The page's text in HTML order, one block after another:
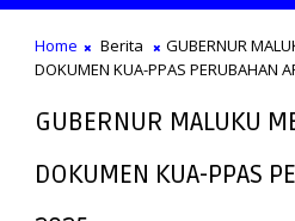
Home Berita
GUBERNUR
DOKUMEN KUA-PPAS PERUBAHAN
GUBERNUR MALUKU
DOKUMEN KUA-PPAS